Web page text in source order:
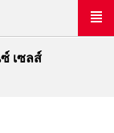
เซลส์